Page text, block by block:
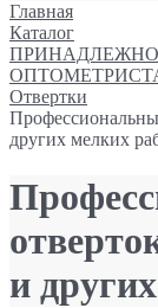
Главная
Каталог
Отвертки
других мелких
и